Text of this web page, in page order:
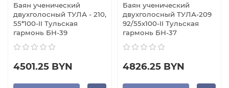
Баян ученический
двухголосный ТУЛА - 210,
55*100-II Тульская
гармонь БН-39
4501.25 BYN
Баян ученический
двухголосный ТУЛА-209
92/55х100-II Тульская
гармонь БН-37
4826.25 BYN